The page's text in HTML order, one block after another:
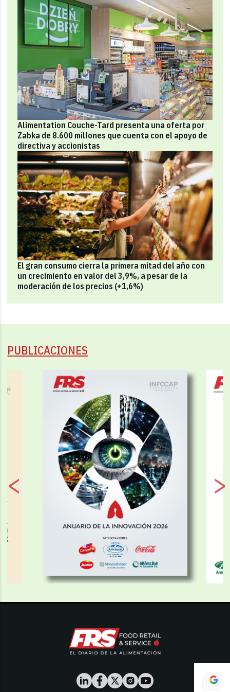
Alimentation Couche-Tard presenta una oferta por
Zabka de 8.600 millones que cuenta con el apoyo de
directiva y accionistas
El gran consumo cierra la primera mitad del año con
un crecimiento en valor del 3,9%, a pesar de la
moderación de los precios (+1,6%)
PUBLICACIONES